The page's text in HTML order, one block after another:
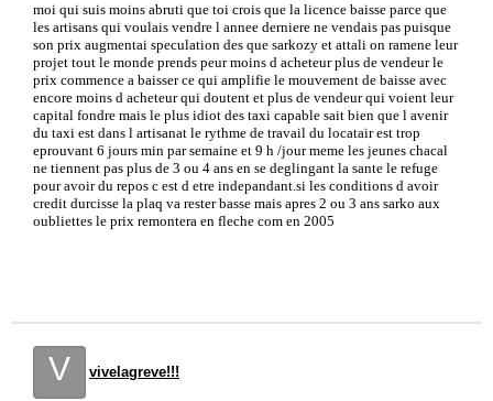
moi qui suis moins abruti que toi crois que la licence baisse parce que
les artisans qui voulais vendre l annee derniere ne vendais pas puisque
son prix augmentai speculation des que sarkozy et attali on ramene leur
projet tout le monde prends peur moins d acheteur plus de vendeur le
prix commence a baisser ce qui amplifie le mouvement de baisse avec
encore moins d acheteur qui doutent et plus de vendeur qui voient leur
capital fondre mais le plus idiot des taxi capable sait bien que l avenir
du taxi est dans l artisanat le rythme de travail du locatair est trop
eprouvant 6 jours min par semaine et 9 h /jour meme les jeunes chacal
ne tiennent pas plus de 3 ou 4 ans en se deglingant la sante le refuge
pour avoir du repos c est d etre indepandant.si les conditions d avoir
credit durcisse la plaq va rester basse mais apres 2 ou 3 ans sarko aux
oubliettes le prix remontera en fleche com en 2005
V vivelagreve!!!